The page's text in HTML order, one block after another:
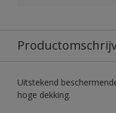
Uitstekend
hoge dekking.